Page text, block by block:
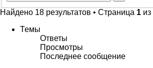
Найдено 18 результатов • Страница 1 из
Темы
Ответы
Просмотры
Последнее сообщение